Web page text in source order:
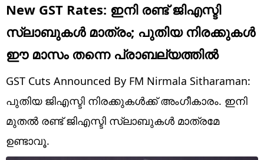
Business
Education
Lifestyle
world
Technology
New GST Rates: ഇനി രണ്ട് ജിഎസ്ടി
സ്ലാബുകൾ മാത്രം; പുതിയ നിരക്കുകൾ
ഈ മാസം തന്നെ പ്രാബല്യത്തിൽ
GST Cuts Announced By FM Nirmala Sitharaman:
പുതിയ ജിഎസ്ടി നിരക്കുകൾക്ക് അംഗീകാരം. ഇനി
മുതൽ രണ്ട് ജിഎസ്ടി സ്ലാബുകൾ മാത്രമേ
ഉണ്ടാവൂ.